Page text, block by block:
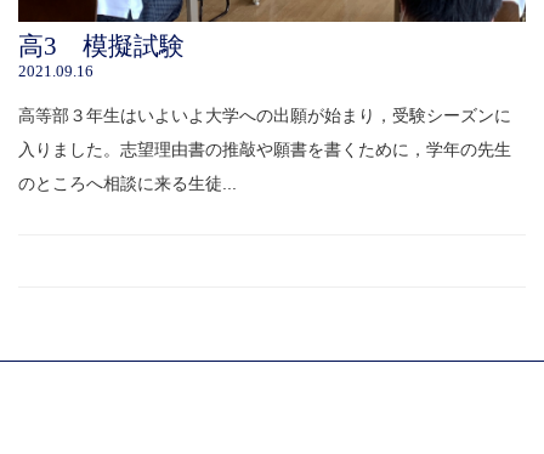
高3 模擬試験
2021.09.16
高等部３年生はいよいよ大学への出願が始まり，受験シーズンに
入りました。志望理由書の推敲や願書を書くために，学年の先生
のところへ相談に来る生徒...